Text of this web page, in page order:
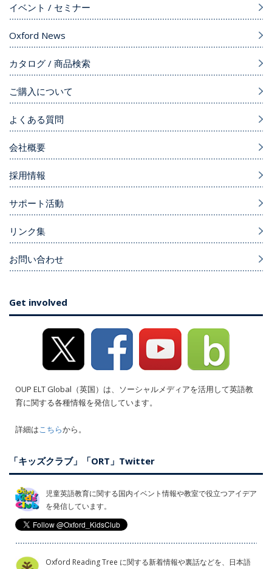
イベント / セミナー
Oxford News
カタログ / 商品検索
ご購入について
よくある質問
会社概要
採用情報
サポート活動
リンク集
お問い合わせ
Get involved
OUP ELT Global（英国）は、ソーシャルメディアを活用して英語教
育に関する各種情報を発信しています。
詳細はこちらから。
「キッズクラブ」「ORT」Twitter
児童英語教育に関する国内イベント情報や教室で役立つアイデア
を発信しています。
Oxford Reading Tree に関する新着情報や裏話などを、日本語